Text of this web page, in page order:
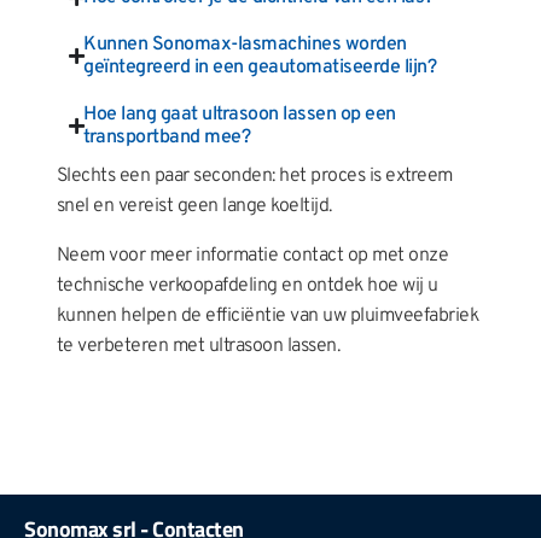
Kunnen Sonomax-lasmachines worden
geïntegreerd in een geautomatiseerde lijn?
Hoe lang gaat ultrasoon lassen op een
transportband mee?
Slechts een paar seconden: het proces is extreem
snel en vereist geen lange koeltijd.
Neem voor meer informatie contact op met onze
technische verkoopafdeling en ontdek hoe wij u
kunnen helpen de efficiëntie van uw pluimveefabriek
te verbeteren met ultrasoon lassen.
Sonomax srl - Contacten